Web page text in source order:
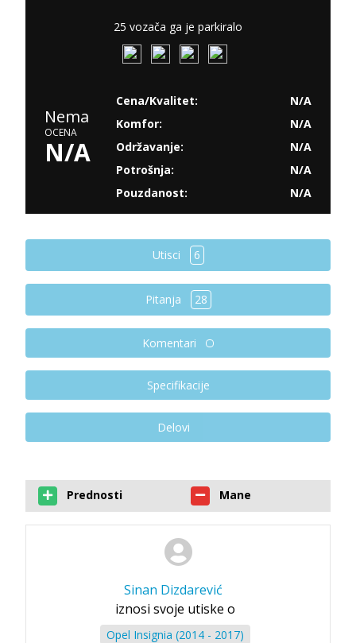
25 vozača ga je parkiralo
Nema
OCENA
N/A
Cena/Kvalitet:
N/A
Komfor:
N/A
Održavanje:
N/A
Potrošnja:
N/A
Pouzdanost:
N/A
Utisci 6
Pitanja 28
Komentari
Specifikacije
Delovi
Prednosti Mane
Sinan Dizdarević
iznosi svoje utiske o
Opel Insignia (2014 - 2017)